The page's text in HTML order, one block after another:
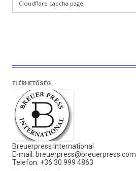
ELÉRHETŐSÉG
Breuerpress International
E-mail: breuerpress@breuerpress.com
Telefon: +36 30 999 4863